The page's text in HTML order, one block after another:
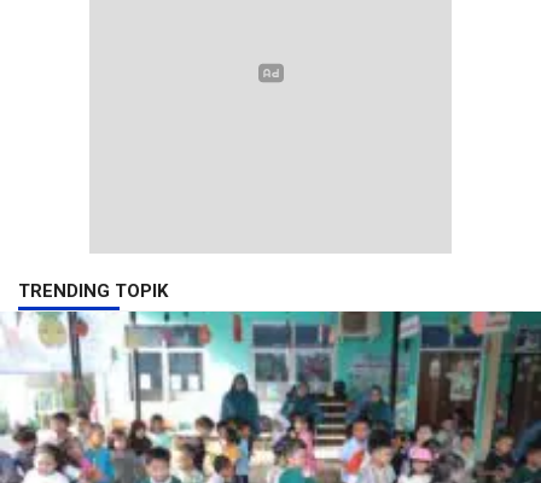
TRENDING TOPIK